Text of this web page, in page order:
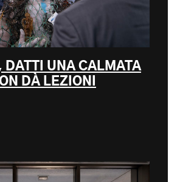
DATTI UNA CALMATA
DÀ LEZIONI